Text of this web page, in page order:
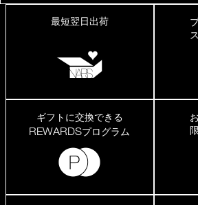
最短翌日出荷
ギフトに交換できる
REWARDSプログラム